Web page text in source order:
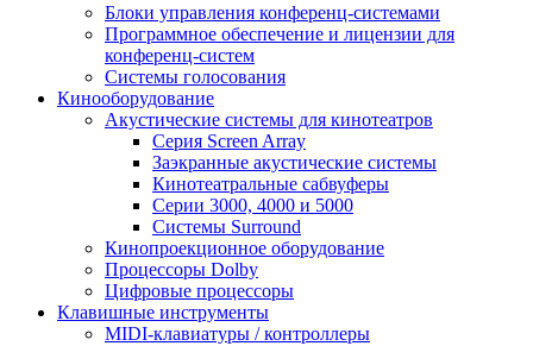
Блоки управления конференц-системами
Программное обеспечение и лицензии для
конференц-систем
Системы голосования
Кинооборудование
Акустические системы для кинотеатров
Cерия Screen Array
Заэкранные акустические системы
Кинотеатральные сабвуферы
Серии 3000, 4000 и 5000
Системы Surround
Кинопроекционное оборудование
Процессоры Dolby
Цифровые процессоры
Клавишные инструменты
MIDI-клавиатуры / контроллеры